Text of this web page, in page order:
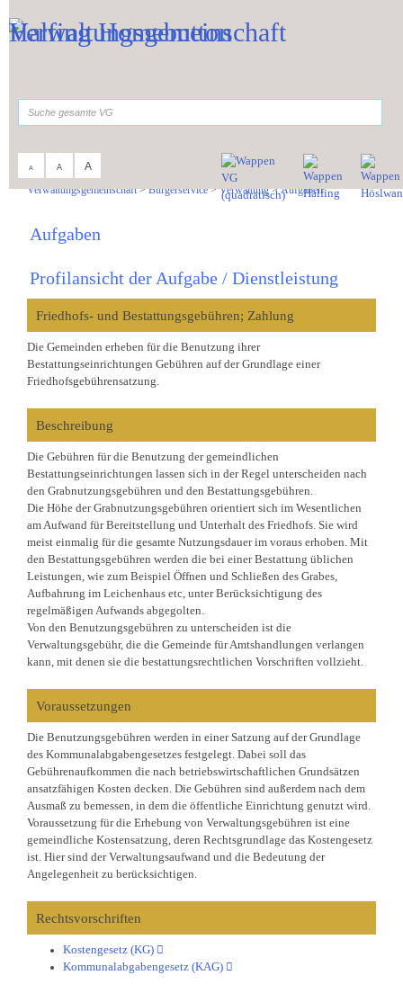
A A A
Verwaltungsgemeinschaft>Bürgerservice>Verwaltung>Aufgaben
Aufgaben
Profilansicht der Aufgabe / Dienstleistung
Friedhofs- und Bestattungsgebühren; Zahlung
Die Gemeinden erheben für die Benutzung ihrer
Bestattungseinrichtungen Gebühren auf der Grundlage einer
Friedhofsgebührensatzung.
Beschreibung
Die Gebühren für die Benutzung der gemeindlichen
Bestattungseinrichtungen lassen sich in der Regel unterscheiden nach
den Grabnutzungsgebühren und den Bestattungsgebühren.
Die Höhe der Grabnutzungsgebühren orientiert sich im Wesentlichen
am Aufwand für Bereitstellung und Unterhalt des Friedhofs. Sie wird
meist einmalig für die gesamte Nutzungsdauer im voraus erhoben. Mit
den Bestattungsgebühren werden die bei einer Bestattung üblichen
Leistungen, wie zum Beispiel Öffnen und Schließen des Grabes,
Aufbahrung im Leichenhaus etc, unter Berücksichtigung des
regelmäßigen Aufwands abgegolten.
Von den Benutzungsgebühren zu unterscheiden ist die
Verwaltungsgebühr, die die Gemeinde für Amtshandlungen verlangen
kann, mit denen sie die bestattungsrechtlichen Vorschriften vollzieht.
Voraussetzungen
Die Benutzungsgebühren werden in einer Satzung auf der Grundlage
des Kommunalabgabengesetzes festgelegt. Dabei soll das
Gebührenaufkommen die nach betriebswirtschaftlichen Grundsätzen
ansatzfähigen Kosten decken. Die Gebühren sind außerdem nach dem
Ausmaß zu bemessen, in dem die öffentliche Einrichtung genutzt wird.
Voraussetzung für die Erhebung von Verwaltungsgebühren ist eine
gemeindliche Kostensatzung, deren Rechtsgrundlage das Kostengesetz
ist. Hier sind der Verwaltungsaufwand und die Bedeutung der
Angelegenheit zu berücksichtigen.
Rechtsvorschriften
Kostengesetz (KG)
Kommunalabgabengesetz (KAG)